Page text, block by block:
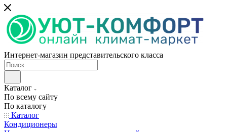
Интернет-магазин представительского класса
Каталог
По всему сайту
По каталогу
Каталог
Кондиционеры